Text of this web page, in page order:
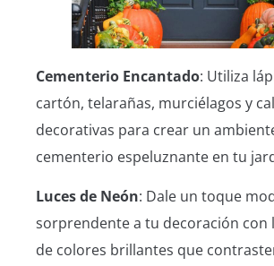
Cementerio Encantado: Utiliza
cartón, telarañas, murciélagos y
decorativas para crear un
cementerio espeluznante en tu
Luces de Neón: Dale un toque
sorprendente a tu decoración con
de colores brillantes que